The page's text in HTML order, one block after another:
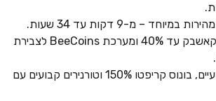
– מ-9 דקות עד 34 שעות.
תוכנית VIP עם קאשבק עד 40% ומערכת BeeCoins לצבירת
בונוסי רילוד שבועיים, בונוס קריפטו 150% וטורנירים קבועים עם